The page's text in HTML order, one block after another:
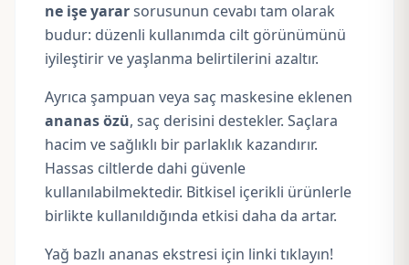
ne işe yararsorusunun cevabı tam olarak
budur: düzenli kullanımda cilt görünümünü
iyileştirir ve yaşlanma belirtilerini azaltır.
Ayrıca şampuan veya saç maskesine eklenen
ananas özü, saç derisini destekler. Saçlara
hacim ve sağlıklı bir parlaklık kazandırır.
Hassas ciltlerde dahi güvenle
kullanılabilmektedir. Bitkisel içerikli ürünlerle
birlikte kullanıldığında etkisi daha da artar.
Yağ bazlı ananas ekstresi için linki tıklayın!